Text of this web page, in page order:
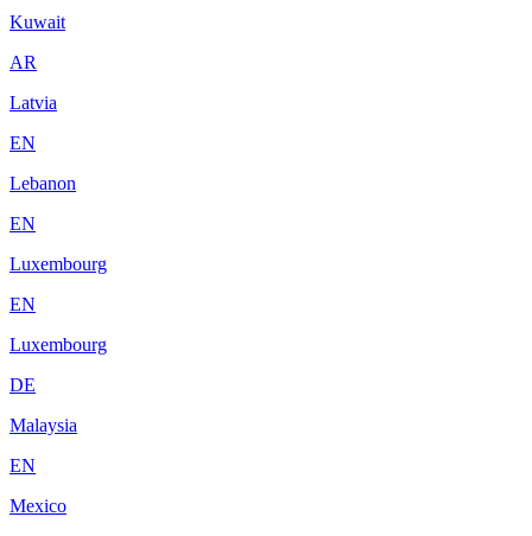
Kuwait
AR
Latvia
EN
Lebanon
EN
Luxembourg
EN
Luxembourg
DE
Malaysia
EN
Mexico